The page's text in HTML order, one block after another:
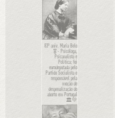
83º aniv. Maria Belo
🎖 - Psicóloga,
Psicanalista e
Política; foi
eurodeputada pelo
Partido Socialista e
responsável pela
moção de
despenalização do
aborto em Portugal
🏛💚
🇵🇹